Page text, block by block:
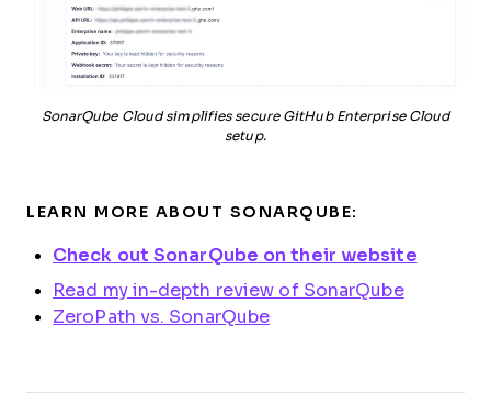
SonarQube Cloud simplifies secure GitHub Enterprise Cloud
setup.
LEARN MORE ABOUT SONARQUBE:
Check out SonarQube on their website
Read my in-depth review of SonarQube
ZeroPath vs. SonarQube